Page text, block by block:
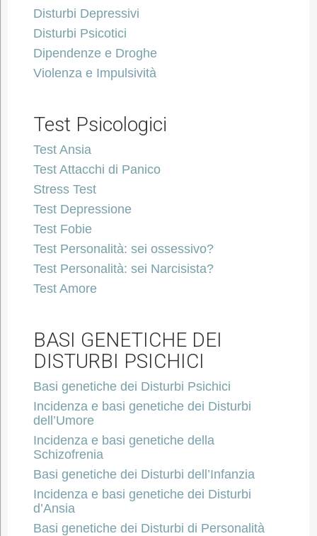
Disturbi Depressivi
Disturbi Psicotici
Dipendenze e Droghe
Violenza e Impulsività
Test Psicologici
Test Ansia
Test Attacchi di Panico
Stress Test
Test Depressione
Test Fobie
Test Personalità: sei ossessivo?
Test Personalità: sei Narcisista?
Test Amore
BASI GENETICHE DEI
DISTURBI PSICHICI
Basi genetiche dei Disturbi Psichici
Incidenza e basi genetiche dei Disturbi
dell’Umore
Incidenza e basi genetiche della
Schizofrenia
Basi genetiche dei Disturbi dell’Infanzia
Incidenza e basi genetiche dei Disturbi
d’Ansia
Basi genetiche dei Disturbi di Personalità